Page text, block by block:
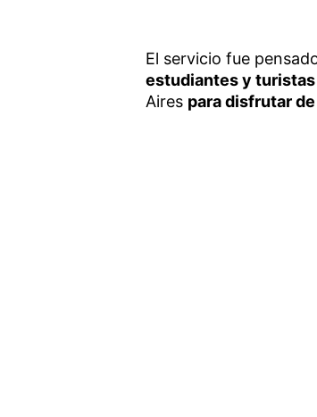
El servicio fue
estudiantes y turistas
Aires para disfrutar